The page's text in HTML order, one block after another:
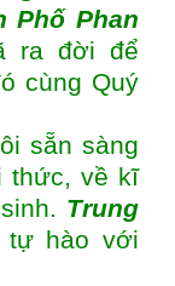
Phố Phan
ra đời để
cùng Quý
sẵn sàng
thức, về kĩ
Trung
tự hào với